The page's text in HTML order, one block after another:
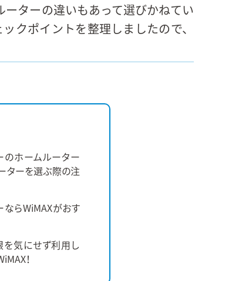
ターの違いもあって選びかねてい
クポイントを整理しましたので、
のホームルーター
ターを選ぶ際の注
らWiMAXがおす
気にせず利用し
！